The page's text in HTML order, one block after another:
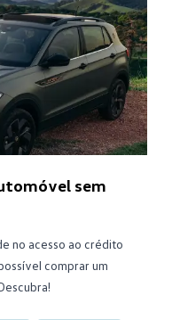
sem
no acesso ao crédito
comprar um